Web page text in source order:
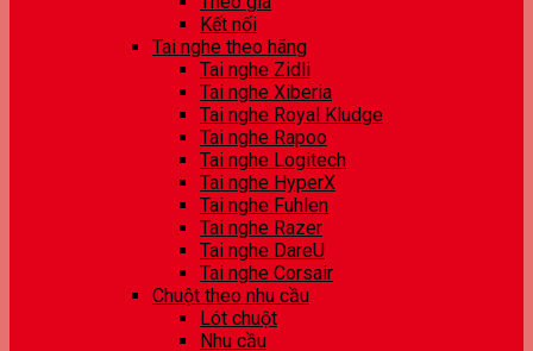
Kết nối
Tai nghe theo hãng
Tai nghe Zidli
Tai nghe Xiberia
Tai nghe Royal Kludge
Tai nghe Rapoo
Tai nghe Logitech
Tai nghe HyperX
Tai nghe Fuhlen
Tai nghe Razer
Tai nghe DareU
Tai nghe Corsair
Chuột theo nhu cầu
Lót chuột
Nhu cầu